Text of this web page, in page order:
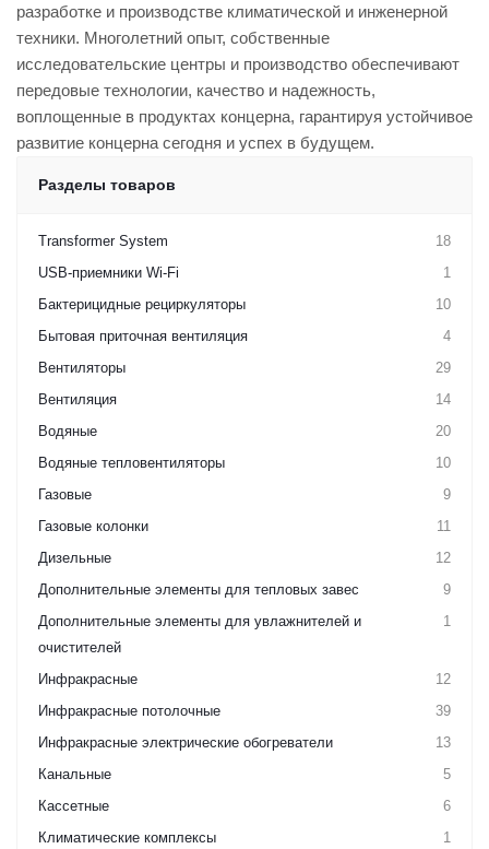
разработке и производстве климатической и инженерной
техники. Многолетний опыт, собственные
исследовательские центры и производство обеспечивают
передовые технологии, качество и надежность,
воплощенные в продуктах концерна, гарантируя устойчивое
развитие концерна сегодня и успех в будущем.
Разделы товаров
Transformer System
18
USB-приемники Wi-Fi
1
Бактерицидные рециркуляторы
10
Бытовая приточная вентиляция
4
Вентиляторы
29
Вентиляция
14
Водяные
20
Водяные тепловентиляторы
10
Газовые
9
Газовые колонки
11
Дизельные
12
Дополнительные элементы для тепловых завес
9
Дополнительные элементы для увлажнителей и
очистителей
1
Инфракрасные
12
Инфракрасные потолочные
39
Инфракрасные электрические обогреватели
13
Канальные
5
Кассетные
6
Климатические комплексы
1